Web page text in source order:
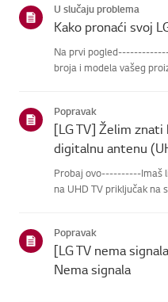
U slučaju problema
Kako pronaći svoj
Na prvi
broja i modela vašeg
napravlje...
Popravak
[LG TV] Želim
digitalnu antenu
Probaj ovo----------Imaš
na UHD TV priključak
Popravak
[LG TV nema
Nema signala